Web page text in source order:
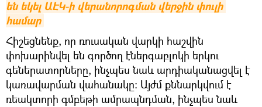
են եկել ԱԷԿ-ի վերանորոգման վերջին փուլի
համար
Հիշեցնենք, որ ռուսական վարկի հաշվին
փոխարինվել են գործող էներգաբլոկի երկու
գեներատորները, ինչպես նաև արդիականացվել է
կառավարման վահանակը: Այժմ քննարկվում է
ռեակտորի գմբեթի ամրապնդման, ինչպես նաև